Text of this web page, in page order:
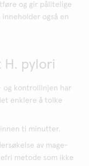
og gir pålitelige
også en
H. pylori
og kontrollinjen har
enklere å tolke
ti minutter.
av mage-
metode som ikke